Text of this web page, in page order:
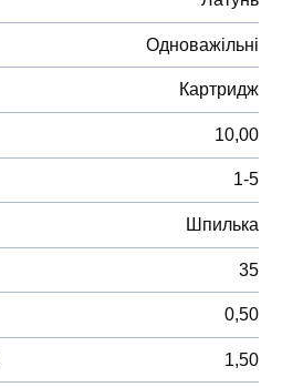
Одноважільні
Картридж
10,00
1-5
Шпилька
35
0,50
1,50